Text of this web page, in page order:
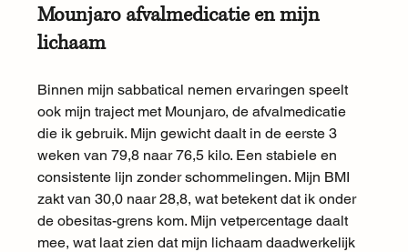
Mounjaro afvalmedicatie en mijn
lichaam
Binnen mijn sabbatical nemen ervaringen speelt
ook mijn traject met Mounjaro, de afvalmedicatie
die ik gebruik. Mijn gewicht daalt in de eerste 3
weken van 79,8 naar 76,5 kilo. Een stabiele en
consistente lijn zonder schommelingen. Mijn BMI
zakt van 30,0 naar 28,8, wat betekent dat ik onder
de obesitas-grens kom. Mijn vetpercentage daalt
mee, wat laat zien dat mijn lichaam daadwerkelijk